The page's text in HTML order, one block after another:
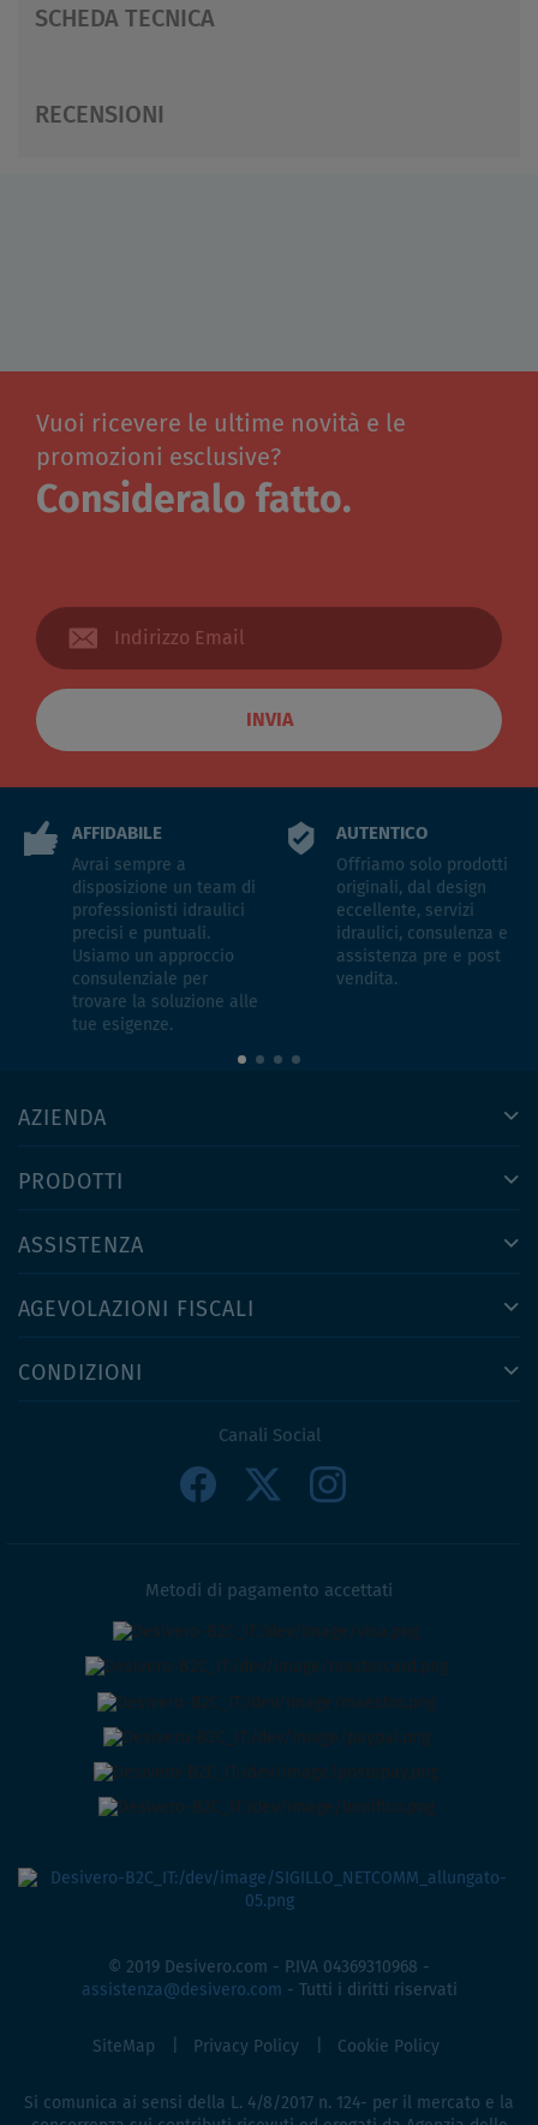
SCHEDA TECNICA
RECENSIONI
Vuoi ricevere le ultime novità e le
promozioni esclusive?
Consideralo fatto.
INVIA
AFFIDABILE
Avrai sempre a
disposizione un team di
professionisti idraulici
precisi e puntuali.
Usiamo un approccio
consulenziale per
trovare la soluzione alle
tue esigenze.
AUTENTICO
Offriamo solo prodotti
originali, dal design
eccellente, servizi
idraulici, consulenza e
assistenza pre e post
vendita.
AZIENDA
PRODOTTI
ASSISTENZA
AGEVOLAZIONI FISCALI
CONDIZIONI
Canali Social
Metodi di pagamento accettati
© 2019 Desivero.com - P.IVA 04369310968 -
assistenza@desivero.com - Tutti i diritti riservati
SiteMap Privacy Policy Cookie Policy
Si comunica ai sensi della L. 4/8/2017 n. 124- per il mercato e la